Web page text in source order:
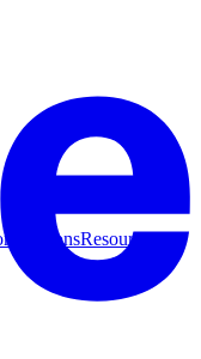
Resources for